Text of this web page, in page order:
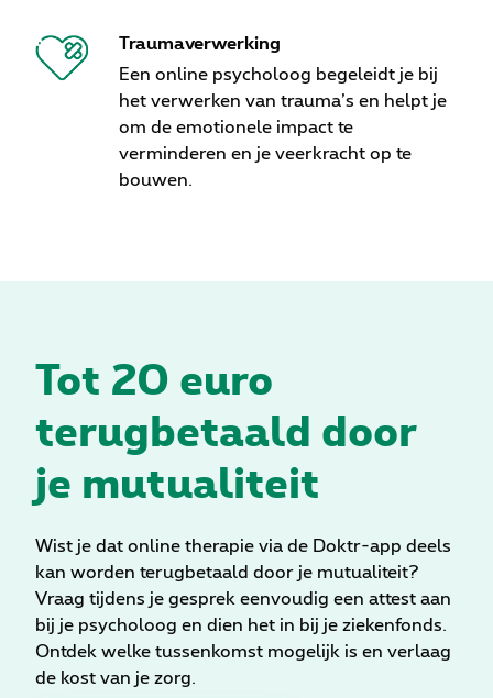
Traumaverwerking
Een online psycholoog begeleidt je bij
het verwerken van trauma’s en helpt je
om de emotionele impact te
verminderen en je veerkracht op te
bouwen.
Tot 20 euro
terugbetaald door
je mutualiteit
Wist je dat online therapie via de Doktr-app deels
kan worden terugbetaald door je mutualiteit?
Vraag tijdens je gesprek eenvoudig een attest aan
bij je psycholoog en dien het in bij je ziekenfonds.
Ontdek welke tussenkomst mogelijk is en verlaag
de kost van je zorg.